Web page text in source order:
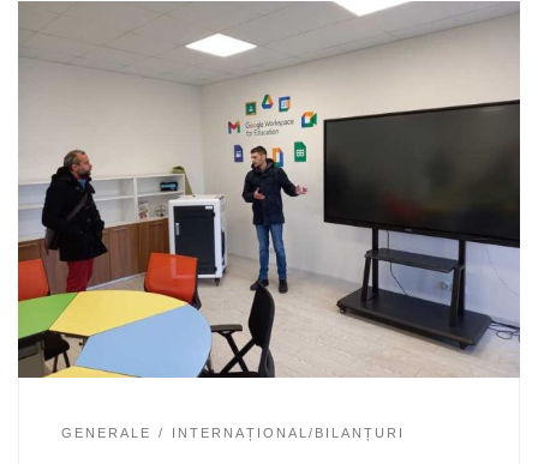
GENERALE INTERNAȚIONAL/BILANȚURI